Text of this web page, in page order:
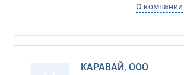
О компании
КАРАВАЙ, ООО